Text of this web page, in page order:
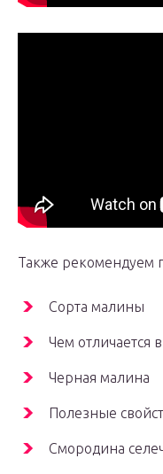
Также рекомендуем
Сорта малины
Чем отличается
Черная малина
Полезные
Смородина